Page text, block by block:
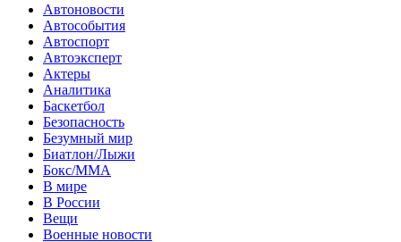
Автоновости
Автособытия
Автоспорт
Автоэксперт
Актеры
Аналитика
Баскетбол
Безопасность
Безумный мир
Биатлон/Лыжи
Бокс/MMA
В мире
В России
Вещи
Военные новости